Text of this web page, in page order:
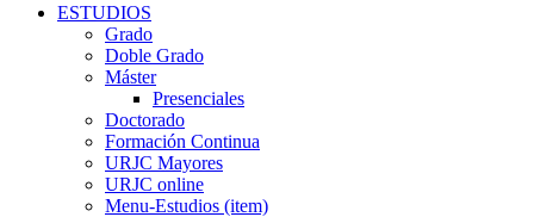
ESTUDIOS
Grado
Doble Grado
Máster
Presenciales
Doctorado
Formación Continua
URJC Mayores
URJC online
Menu-Estudios (item)